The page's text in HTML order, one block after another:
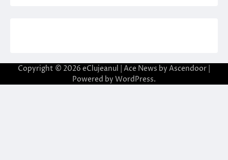
Copyright © 2026 eClujeanul | Ace News by Ascendoor
Powered by WordPress.